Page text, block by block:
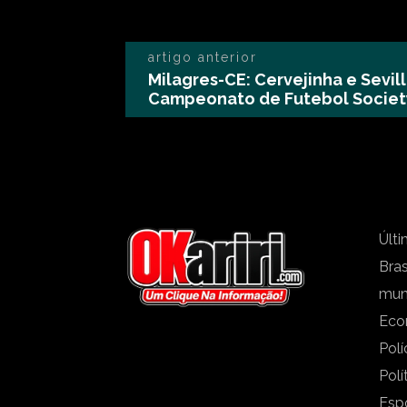
artigo anterior
Milagres-CE: Cervejinha e
Campeonato de Futebol